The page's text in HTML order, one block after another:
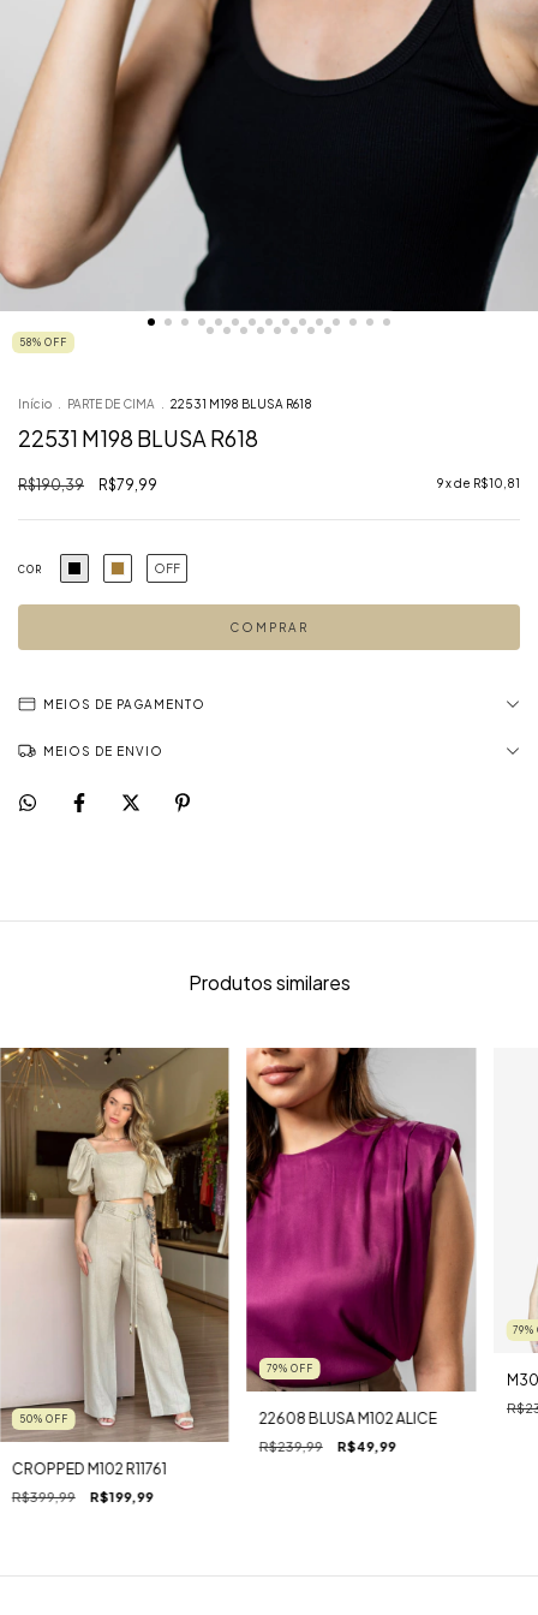
58% OFF
Início PARTE DE CIMA 22531 M198 BLUSA R618
22531 M198 BLUSA R618
R$190,39 R$79,99 9x de R$10,81
COR OFF
MEIOS DE PAGAMENTO
MEIOS DE ENVIO
Produtos similares
50% OFF
CROPPED M102 R11761
R$399,99 R$199,99
79% OFF
22608 BLUSA M102 ALICE
R$239,99 R$49,99
79%